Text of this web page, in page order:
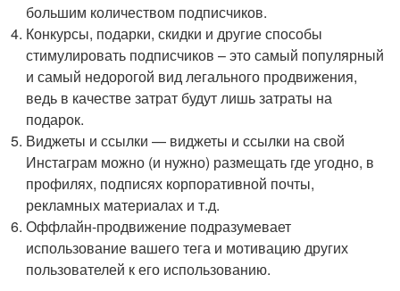
большим количеством подписчиков.
Конкурсы, подарки, скидки и другие способы
стимулировать подписчиков – это самый популярный
и самый недорогой вид легального продвижения,
ведь в качестве затрат будут лишь затраты на
подарок.
Виджеты и ссылки — виджеты и ссылки на свой
Инстаграм можно (и нужно) размещать где угодно, в
профилях, подписях корпоративной почты,
рекламных материалах и т.д.
Оффлайн-продвижение подразумевает
использование вашего тега и мотивацию других
пользователей к его использованию.